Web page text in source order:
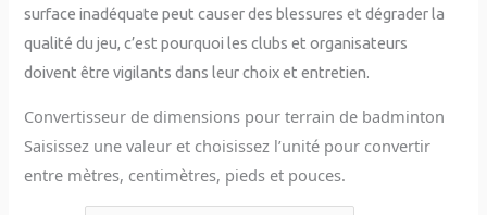
surface inadéquate peut causer des blessures et dégrader la
qualité du jeu, c’est pourquoi les clubs et organisateurs
doivent être vigilants dans leur choix et entretien.
Convertisseur de dimensions pour terrain de badminton
Saisissez une valeur et choisissez l’unité pour convertir
entre mètres, centimètres, pieds et pouces.